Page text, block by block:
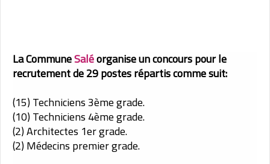
La CommuneSaléorganise un concours pour le
recrutement de 29 postes répartis comme suit:
(15) Techniciens 3ème grade.
(10) Techniciens 4ème grade.
(2) Architectes 1er grade.
(2) Médecins premier grade.